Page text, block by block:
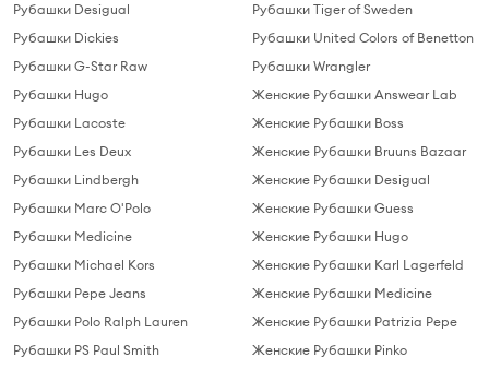
Рубашки Desigual
Рубашки Dickies
Рубашки G-Star Raw
Рубашки Hugo
Рубашки Lacoste
Рубашки Les Deux
Рубашки Lindbergh
Рубашки Marc O'Polo
Рубашки Medicine
Рубашки Michael Kors
Рубашки Pepe Jeans
Рубашки Polo Ralph Lauren
Рубашки PS Paul Smith
Рубашки Tiger of Sweden
Рубашки United Colors of Benetton
Рубашки Wrangler
Женские Рубашки Answear Lab
Женские Рубашки Boss
Женские Рубашки Bruuns Bazaar
Женские Рубашки Desigual
Женские Рубашки Guess
Женские Рубашки Hugo
Женские Рубашки Karl Lagerfeld
Женские Рубашки Medicine
Женские Рубашки Patrizia Pepe
Женские Рубашки Pinko